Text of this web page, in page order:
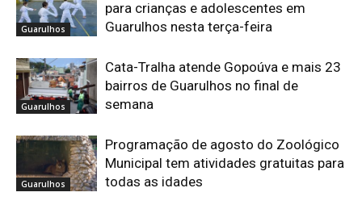
Guarulhos
para crianças e adolescentes em
Guarulhos nesta terça-feira
Guarulhos
Cata-Tralha atende Gopoúva e mais 23
bairros de Guarulhos no final de
semana
Guarulhos
Programação de agosto do Zoológico
Municipal tem atividades gratuitas para
todas as idades